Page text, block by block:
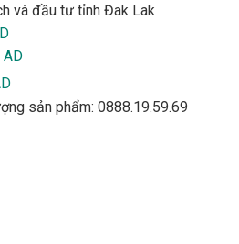
và đầu tư tỉnh Đak Lak
AD
sản phẩm: 0888.19.59.69